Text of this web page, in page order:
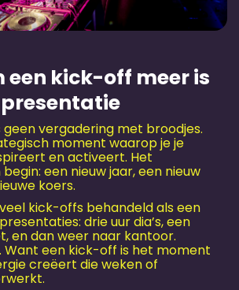
een kick-off meer is
geen vergadering met broodjes.
moment waarop je je
en activeert. Het
een nieuw jaar, een nieuw
koers.
kick-offs behandeld als een
drie uur dia’s, een
en dan weer naar kantoor.
Want een kick-off is het moment
creëert die weken of